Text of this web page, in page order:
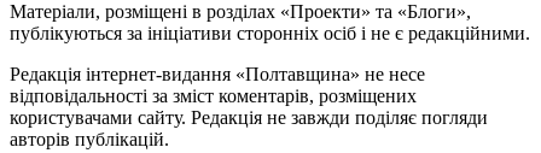
Матеріали, розміщені в розділах «Проекти» та «Блоги»,
публікуються за ініціативи сторонніх осіб і не є редакційними.
Редакція інтернет-видання «Полтавщина» не несе
відповідальності за зміст коментарів, розміщених
користувачами сайту. Редакція не завжди поділяє погляди
авторів публікацій.